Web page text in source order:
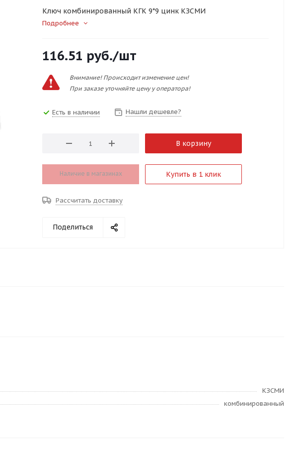
Ключ комбинированный КГК 9*9 цинк КЗСМИ
Подробнее
116.51 руб./шт
Внимание! Происходит изменение цен!
При заказе уточняйте цену у оператора!
Есть в наличии Нашли дешевле?
В корзину
Наличие в магазинах Купить в 1 клик
Рассчитать доставку
Поделиться
КЗСМИ
комбинированный